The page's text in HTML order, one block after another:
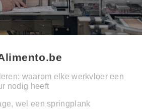
waarom elke werkvloer een
nodig heeft
wel een springplank